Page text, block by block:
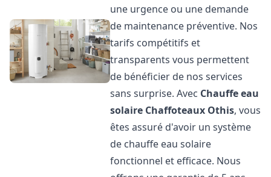
une urgence ou une demande
de maintenance préventive. Nos
tarifs compétitifs et
transparents vous permettent
de bénéficier de nos services
sans surprise. Avec Chauffe eau
solaire Chaffoteaux Othis, vous
êtes assuré d'avoir un système
de chauffe eau solaire
fonctionnel et efficace. Nous